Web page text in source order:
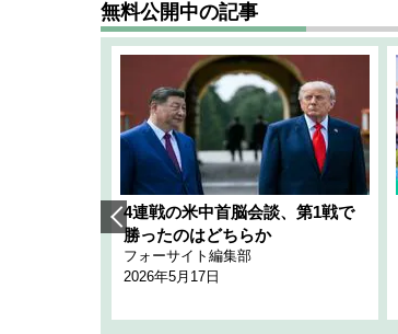
無料公開中の記事
4連戦の米中首脳会談、第1戦で
勝ったのはどちらか
フォーサイト編集部
2026年5月17日